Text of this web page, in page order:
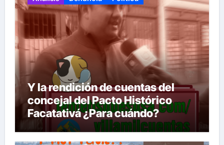
Y la rendición de cuentas del
concejal del Pacto Histórico
Facatativá ¿Para cuándo?